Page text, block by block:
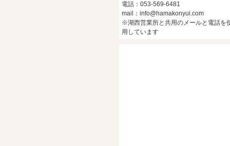
電話：053-569-6481
mail：info@hamakonyui.com
※湖西営業所と共用のメールと電話を
用しています